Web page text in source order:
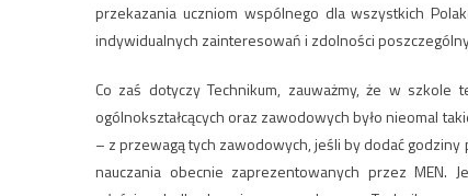
przekazania uczniom wspólnego dla wszystkich
indywidualnych zainteresowań i zdolności
Co zaś dotyczy Technikum, zauważmy, że w
ogólnokształcących oraz zawodowych było nieomal
– z przewagą tych zawodowych, jeśli by dodać
nauczania obecnie zaprezentowanych przez